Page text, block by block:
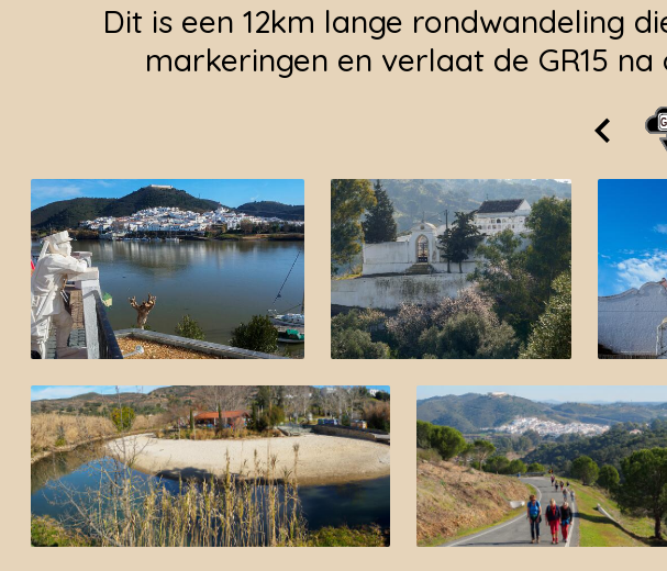
Dit is een 12km lange rondwandeling
markeringen en verlaat de GR15